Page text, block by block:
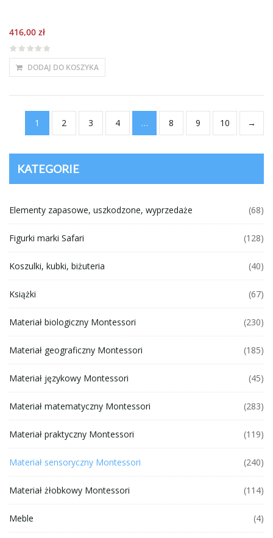
416,00 zł
DODAJ DO KOSZYKA
1 2 3 4 … 8 9 10 →
KATEGORIE
Elementy zapasowe, uszkodzone, wyprzedaże (68)
Figurki marki Safari (128)
Koszulki, kubki, biżuteria (40)
Książki (67)
Materiał biologiczny Montessori (230)
Materiał geograficzny Montessori (185)
Materiał językowy Montessori (45)
Materiał matematyczny Montessori (283)
Materiał praktyczny Montessori (119)
Materiał sensoryczny Montessori (240)
Materiał żłobkowy Montessori (114)
Meble (4)